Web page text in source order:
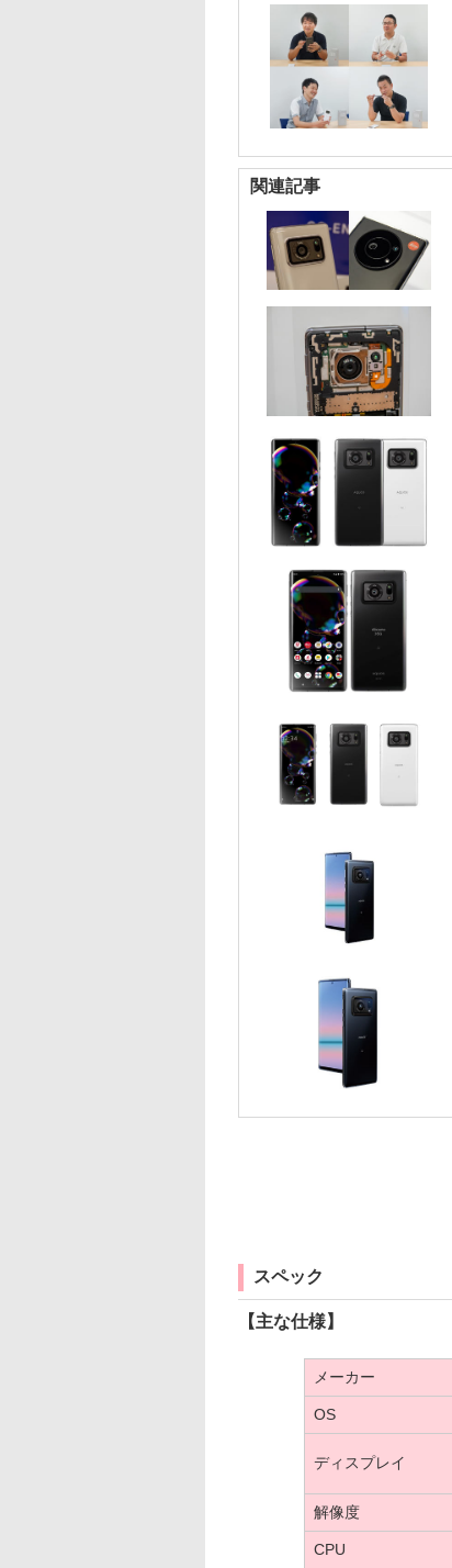
関連記事
スペック
【主な仕様】
メーカー
OS
ディスプレイ
解像度
CPU